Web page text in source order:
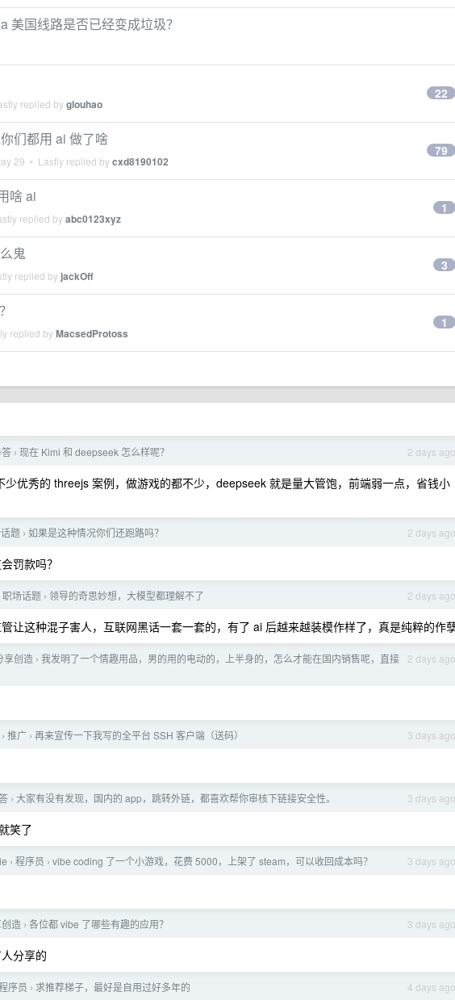
美国线路是否已经变成垃圾？
replied byglouhao
22
们都用 ai 做了啥
29 • Lastly replied bycxd8190102
79
啥 ai
replied byabc0123xyz
1
鬼
replied by jackOff
3
replied byMacsedProtoss
1
2 days ago
› 现在 Kimi 和 deepseek 怎么样呢？
优秀的 threejs 案例，做游戏的都不少，deepseek 就是量大管饱，前端弱一点，省钱小
2 days ago
题 › 如果是这种情况你们还跑路吗？
罚款吗？
2 days ago
职场话题 › 领导的奇思妙想，大模型都理解不了
让这种混子害人，互联网黑话一套一套的，有了 ai 后越来越装模作样了，真是纯粹的作
2 days ago
享创造 › 我发明了一个情趣用品，男的用的电动的，上半身的，怎么才能在国内销售呢，直接
3 days ago
› 推广 › 再来宣传一下我写的全平台 SSH 客户端（送码）
3 days ago
› 大家有没有发现，国内的 app，跳转外链，都喜欢帮你审核下链接安全性。
笑了
3 days ago
› 程序员 › vibe coding 了一个小游戏，花费 5000，上架了 steam，可以收回成本吗？
3 days ago
造 › 各位都 vibe 了哪些有趣的应用？
分享的
4 days ago
序员 › 求推荐梯子，最好是自用过好多年的